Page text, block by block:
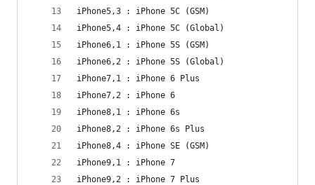
iPhone5,3 : iPhone 5C (GSM)
iPhone5,4 : iPhone 5C (Global)
iPhone6,1 : iPhone 5S (GSM)
iPhone6,2 : iPhone 5S (Global)
iPhone7,1 : iPhone 6 Plus
iPhone7,2 : iPhone 6
iPhone8,1 : iPhone 6s
iPhone8,2 : iPhone 6s Plus
iPhone8,4 : iPhone SE (GSM)
iPhone9,1 : iPhone 7
iPhone9,2 : iPhone 7 Plus